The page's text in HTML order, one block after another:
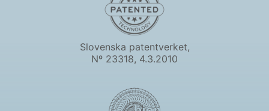
Slovenska patentverket,
Nº 23318, 4.3.2010